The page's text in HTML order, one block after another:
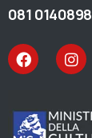
081 0140898